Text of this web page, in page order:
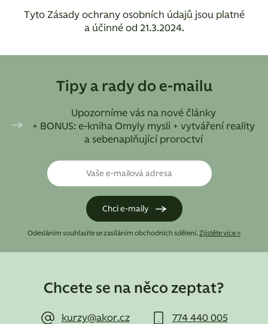
Tyto Zásady ochrany osobních údajů jsou platné
a účinné od 21.3.2024.
Tipy a rady do e-mailu
Upozorníme vás na nové články
+ BONUS: e-kniha Omyly mysli + vytváření reality
a sebenaplňující proroctví
Odesláním souhlasíte se zasíláním obchodních sdělení. Zjistěte více >
Chcete se na něco zeptat?
kurzy@akor.cz 774 440 005